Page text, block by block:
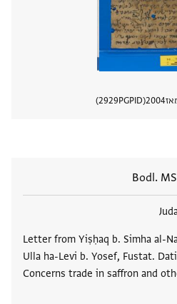
2004
PGPID
2929
Bodl.
Letter from Yiṣḥaq b. Simha al-
Ulla ha-Levi b. Yosef, Fustat.
Concerns trade in saffron and